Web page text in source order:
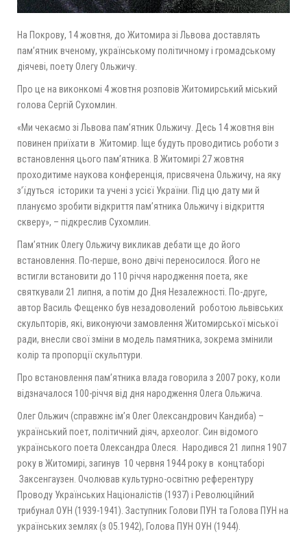
На Покрову, 14 жовтня, до Житомира зі Львова доставлять
пам’ятник вченому, українському політичному і громадському
діячеві, поету Олегу Ольжичу.
Про це на виконкомі 4 жовтня розповів Житомирський міський
голова Сергій Сухомлин.
«Ми чекаємо зі Львова пам’ятник Ольжичу. Десь 14 жовтня він
повинен приїхати в Житомир. Іще будуть проводитись роботи з
встановлення цього пам’ятника. В Житомирі 27 жовтня
проходитиме наукова конференція, присвячена Ольжичу, на яку
з’їдуться історики та учені з усієї України. Під цю дату ми й
плануємо зробити відкриття пам’ятника Ольжичу і відкриття
скверу», – підкреслив Сухомлин.
Пам’ятник Олегу Ольжичу викликав дебати ще до його
встановлення. По-перше, воно двічі переносилося. Його не
встигли встановити до 110 річчя народження поета, яке
святкували 21 липня, а потім до Дня Незалежності. По-друге,
автор Василь Фещенко був незадоволений роботою львівських
скульпторів, які, виконуючи замовлення Житомирської міської
ради, внесли свої зміни в модель памятника, зокрема змінили
колір та пропорції скульптури.
Про встановлення пам’ятника влада говорила з 2007 року, коли
відзначалося 100-річчя від дня народження Олега Ольжича.
Олег Ольжич (справжнє ім’я Олег Олександрович Кандиба) –
український поет, політичний діяч, археолог. Син відомого
українського поета Олександра Олеся. Народився 21 липня 1907
року в Житомирі, загинув 10 червня 1944 року в концтаборі
Заксенгаузен. Очолював культурно-освітню референтуру
Проводу Українських Націоналістів (1937) і Революційний
трибунал ОУН (1939-1941). Заступник Голови ПУН та Голова ПУН на
українських землях (з 05.1942), Голова ПУН ОУН (1944).